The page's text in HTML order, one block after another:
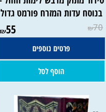
בנוסח עדות המזרח פורמט גדול
₪70
₪55
פרטים נוספים
הוסף לסל